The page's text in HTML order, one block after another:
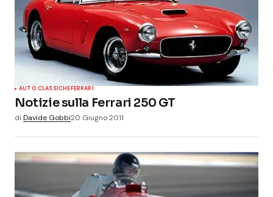
AUTO CLASSICHE FERRARI
Notizie sulla Ferrari 250 GT
di Davide Gobbi20 Giugno 2011